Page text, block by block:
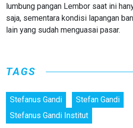
lumbung pangan Lembor saat ini
saja, sementara kondisi lapangan
lain yang sudah menguasai pasar.
TAGS
Stefanus Gandi
Stefan Gandi
Stefanus Gandi Institut